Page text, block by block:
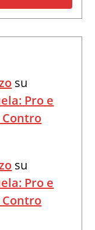
su
Pro e
su
Pro e